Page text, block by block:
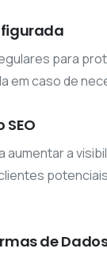
para
em caso de
aumentar a
de